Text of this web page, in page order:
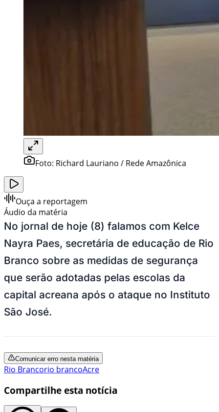
Foto: Richard Lauriano / Rede Amazônica
Ouça a reportagem
Áudio da matéria
No jornal de hoje (8) falamos com Kelce
Nayra Paes, secretária de educação de Rio
Branco sobre as medidas de segurança
que serão adotadas pelas escolas da
capital acreana após o ataque no Instituto
São José.
Comunicar erro nesta matéria
Rio Brancorio brancoAcre
Compartilhe esta notícia